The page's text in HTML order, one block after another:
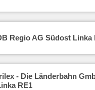
Regio AG Südost Linka
- Die Länderbahn
RE1